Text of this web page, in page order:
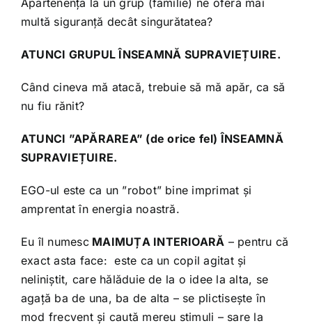
Apartenența la un grup (familie) ne oferă mai
multă siguranță decât singurătatea?
ATUNCI GRUPUL ÎNSEAMNĂ SUPRAVIEȚUIRE.
Când cineva mă atacă, trebuie să mă apăr, ca să
nu fiu rănit?
ATUNCI ”APĂRAREA” (de orice fel) ÎNSEAMNĂ
SUPRAVIEȚUIRE.
EGO-ul este ca un ”robot” bine imprimat și
amprentat în energia noastră.
Eu îl numescMAIMUȚA INTERIOARĂ – pentru că
exact asta face: este ca un copil agitat și
neliniștit, care hălăduie de la o idee la alta, se
agață ba de una, ba de alta – se plictisește în
mod frecvent și caută mereu stimuli – sare la